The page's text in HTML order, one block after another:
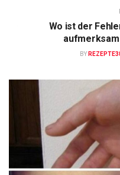
Wo ist der
BY